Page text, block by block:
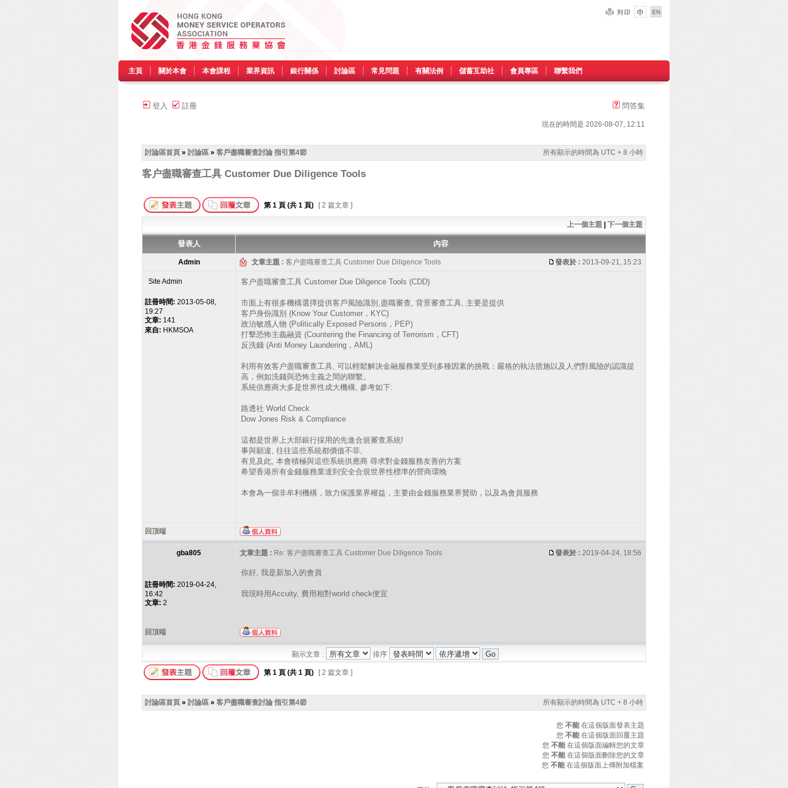
主頁 關於本會 本會課程 業界資訊 銀行關係 討論區 常見問題 有關法例 儲蓄互助社 會員專區 聯繫我們
登入 註冊 問答集
現在的時間是 2026-08-07, 12:11
討論區首頁 » 討論區 » 客戶盡職審查討論 指引第4節 所有顯示的時間為 UTC + 8 小時
客户盡職審查工具 Customer Due Diligence Tools
第 1 頁 (共 1 頁) [ 2 篇文章 ]
上一個主題 下一個主題
發表人 內容
Admin 文章主題 : 客户盡職審查工具 Customer Due Diligence Tools 發表於 : 2013-09-21, 15:23
Site Admin
註冊時間: 2013-05-08,
19:27
文章: 141
來自: HKMSOA
客户盡職審查工具 Customer Due Diligence Tools (CDD)
市面上有很多機構選擇提供客戶風險識別,盡職審查, 背景審查工具, 主要是提供
客戶身份識別 (Know Your Customer，KYC)
政治敏感人物 (Politically Exposed Persons，PEP)
打擊恐怖主義融資 (Countering the Financing of Terrorism，CFT)
反洗錢 (Anti Money Laundering，AML)
利用有效客户盡職審查工具, 可以輕鬆解決金融服務業受到多種因素的挑戰：嚴格的執法措施以及人們對風險的認識提
高，例如洗錢與恐怖主義之間的聯繫。
系統供應商大多是世界性成大機構, 參考如下:
路透社 World Check
Dow Jones Risk & Compliance
這都是世界上大部銀行採用的先進合規審查系統!
事與願違, 往往這些系統都價值不菲,
有見及此, 本會積極與這些系統供應商 尋求對金錢服務友善的方案
希望香港所有金錢服務業達到安全合規世界性標準的營商環晚
本會為一個非牟利機構，致力保護業界權益，主要由金錢服務業界贊助，以及為會員服務
回頂端
gba805 文章主題 : Re: 客户盡職審查工具 Customer Due Diligence Tools 發表於 : 2019-04-24, 18:56
註冊時間: 2019-04-24,
16:42
文章: 2
你好, 我是新加入的會員
我現時用Accuity, 費用相對world check便宜
回頂端
顯示文章 : 排序
第 1 頁 (共 1 頁) [ 2 篇文章 ]
討論區首頁 » 討論區 » 客戶盡職審查討論 指引第4節 所有顯示的時間為 UTC + 8 小時
您 不能 在這個版面發表主題
您 不能 在這個版面回覆主題
您 不能 在這個版面編輯您的文章
您 不能 在這個版面刪除您的文章
您 不能 在這個版面上傳附加檔案